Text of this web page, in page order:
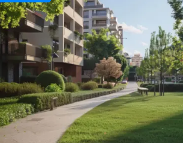
entièrement meublés et gérés, offrant une
solution clé en main aux investisseurs.
Lumineux, bien agencés et confortables, ils
bénéficient d’un aménagement soigné et
de prestations de qualité, garantissant une
expérience résidentielle agréable. Les
nombreux espaces communs – restaurant,
café, salle de sport, coworking, salles de
réunion et jardins partagés – complètent
cette offre complète et attractive. Un
projet idéal pour saisir une opportunité
d’investissement sécurisé et pérenne via les
dispositifs LMNP et LMP.